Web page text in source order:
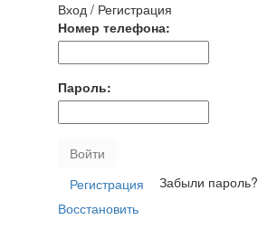
Вход / Регистрация
Номер телефона:
Пароль:
Войти
Регистрация
Забыли пароль?
Восстановить